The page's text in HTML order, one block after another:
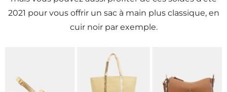
2021 pour vous offrir un sac à main plus classique, en
cuir noir par exemple.